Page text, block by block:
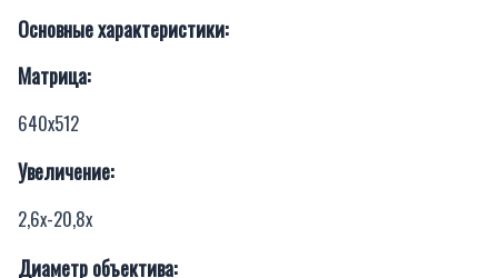
Основные характеристики:
Матрица:
640х512
Увеличение:
2,6х-20,8х
Диаметр объектива: